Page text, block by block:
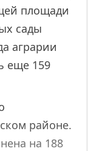
площади
сады
аграрии
еще 159
районе.
на 188